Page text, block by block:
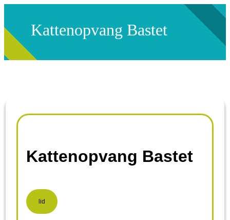
Kattenopvang Bastet
Kattenopvang Bastet
lid